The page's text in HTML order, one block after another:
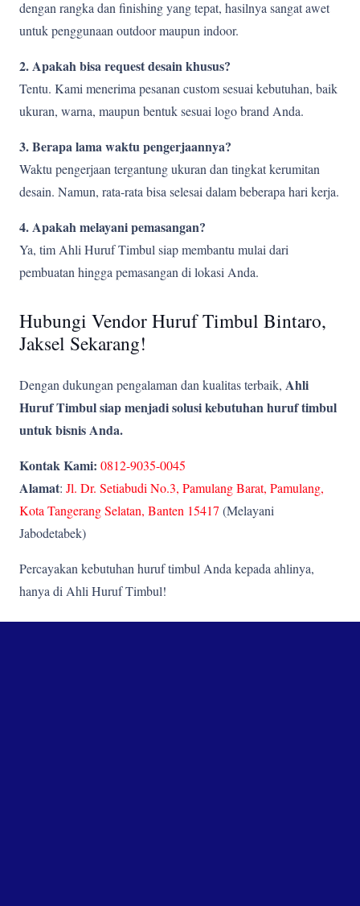
dengan rangka dan finishing yang tepat, hasilnya sangat awet
untuk penggunaan outdoor maupun indoor.
2. Apakah bisa request desain khusus?
Tentu. Kami menerima pesanan custom sesuai kebutuhan, baik
ukuran, warna, maupun bentuk sesuai logo brand Anda.
3. Berapa lama waktu pengerjaannya?
Waktu pengerjaan tergantung ukuran dan tingkat kerumitan
desain. Namun, rata-rata bisa selesai dalam beberapa hari kerja.
4. Apakah melayani pemasangan?
Ya, tim Ahli Huruf Timbul siap membantu mulai dari
pembuatan hingga pemasangan di lokasi Anda.
Hubungi Vendor Huruf Timbul Bintaro,
Jaksel Sekarang!
Dengan dukungan pengalaman dan kualitas terbaik, Ahli
Huruf Timbul siap menjadi solusi kebutuhan huruf timbul
untuk bisnis Anda.
Kontak Kami: 0812-9035-0045
Alamat: Jl. Dr. Setiabudi No.3, Pamulang Barat, Pamulang,
Kota Tangerang Selatan, Banten 15417 (Melayani
Jabodetabek)
Percayakan kebutuhan huruf timbul Anda kepada ahlinya,
hanya di Ahli Huruf Timbul!